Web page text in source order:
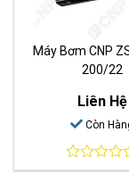
Máy Bơm CNP ZS 80-65-
200/22
Liên Hệ
Còn
0